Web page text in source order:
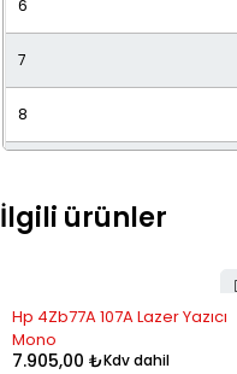
6
7
8
10
12
İlgili ürünler
Hp 4Zb77A 107A Lazer Yazıcı
Mono
7.905,00 ₺Kdv dahil